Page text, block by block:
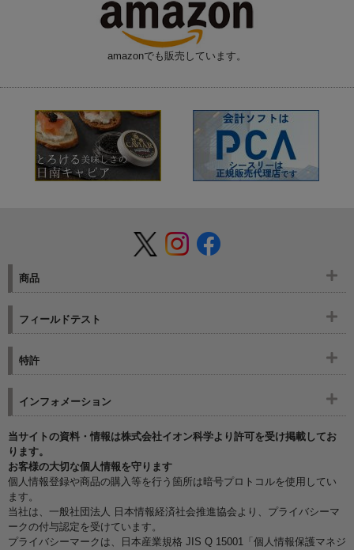
amazonでも販売しています。
商品
フィールドテスト
特許
インフォメーション
当サイトの資料・情報は株式会社イオン科学より許可を受け掲載してお
ります。
お客様の大切な個人情報を守ります
個人情報登録や商品の購入等を行う箇所は暗号プロトコルを使用してい
ます。
当社は、一般社団法人 日本情報経済社会推進協会より、プライバシーマ
ークの付与認定を受けています。
プライバシーマークは、日本産業規格 JIS Q 15001「個人情報保護マネジ